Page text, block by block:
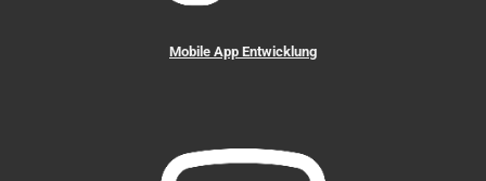
Mobile App Entwicklung